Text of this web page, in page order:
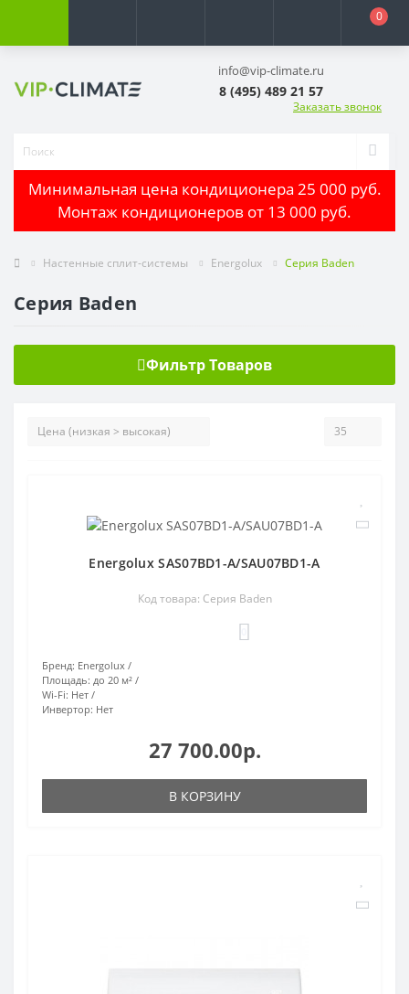
0
info@vip-climate.ru
8 (495) 489 21 57
Заказать звонок
Минимальная цена кондиционера 25 000 руб.
Монтаж кондиционеров от 13 000 руб.
Настенные сплит-системы Energolux Серия Baden
Серия Baden
Фильтр Товаров
Energolux SAS07BD1-A/SAU07BD1-A
Код товара: Серия Baden
Бренд: Energolux
Площадь: до 20 м²
Wi-Fi: Нет
Инвертор: Нет
27 700.00р.
В КОРЗИНУ